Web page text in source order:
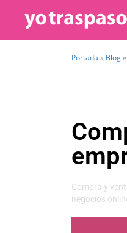
Portada » Blog»
Compra y
negocios